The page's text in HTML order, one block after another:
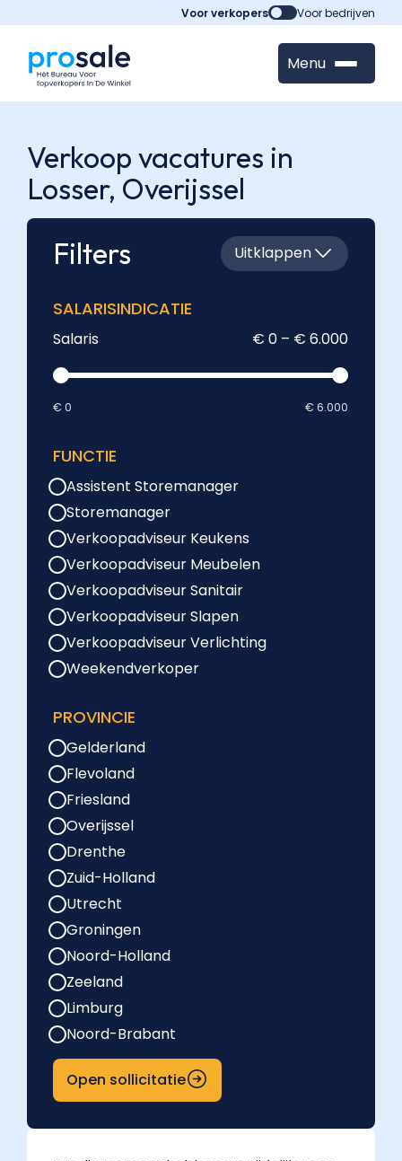
Voor verkopers Voor bedrijven
Menu
Verkoop vacatures in
Losser, Overijssel
Filters
Uitklappen
SALARISINDICATIE
Salaris € 0 – € 6.000
€ 0 € 6.000
FUNCTIE
Assistent Storemanager
Storemanager
Verkoopadviseur Keukens
Verkoopadviseur Meubelen
Verkoopadviseur Sanitair
Verkoopadviseur Slapen
Verkoopadviseur Verlichting
Weekendverkoper
PROVINCIE
Gelderland
Flevoland
Friesland
Overijssel
Drenthe
Zuid-Holland
Utrecht
Groningen
Noord-Holland
Zeeland
Limburg
Noord-Brabant
Open sollicitatie